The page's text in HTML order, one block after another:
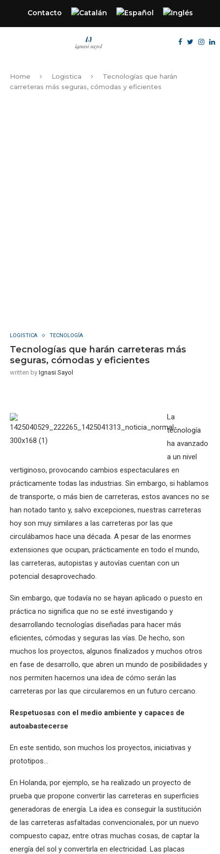
Contacto
Home Logistica
Tecnologías que harán
carreteras más seguras, cómodas y eficientes
LOGISTICA TECNOLOGÍA
Tecnologías que harán carreteras más
seguras, cómodas y eficientes
written by Ignasi Sayol
La
tecnología
ha avanzado
a un nivel
vertiginoso, provocando cambios espectaculares en
prácticamente todas las industrias. Sin embargo, si hablamos
de transporte, o más bien de carreteras, estos avances no se
han notado tanto y, salvo excepciones, nuestras carreteras
hoy son muy similares a las carreteras por las que
circulábamos hace una década. A pesar de las enormes
extensiones que ocupan, prácticamente en todo el mundo,
las carreteras, autopistas y autovías cuentan con un
potencial desaprovechado.
Sin embargo, que todavía no se hayan aplicado o puesto en
práctica no significa que no se esté investigando y
desarrollando tecnologías diseñadas para hacer más
eficientes, cómodas y seguras las vías. De hecho, son
muchos los proyectos, algunos finalizados y muchos otros
en fase de desarrollo, que abren un mundo de posibilidades y
nos permiten hacernos una idea de cómo serán las
carreteras por las que circularemos en un futuro cercano.
Respetuosas con el medio ambiente y capaces de
autoabastecerse
En este sentido, son muchos los proyectos, iniciativas y
prototipos…
En Holanda, por ejemplo, se ha realizado un proyecto de
prueba que propone convertir las carreteras en superficies
generadoras de energía. La idea es conseguir la sustitución
de las carreteras asfaltadas convencionales, por un nuevo
compuesto capaz, entre otras muchas cosas, de captar la
energía del sol y convertirla en electricidad. Las placas